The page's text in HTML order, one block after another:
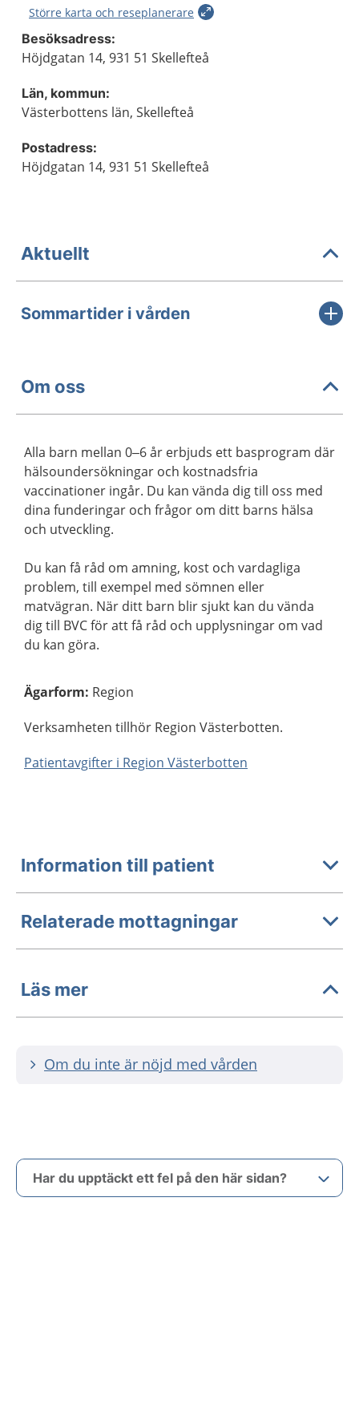
Större karta och reseplanerare
Besöksadress:
Höjdgatan 14, 931 51 Skellefteå
Län, kommun:
Västerbottens län, Skellefteå
Postadress:
Höjdgatan 14, 931 51 Skellefteå
Aktuellt
Sommartider i vården
Om oss
Alla barn mellan 0–6 år erbjuds ett basprogram där
hälsoundersökningar och kostnadsfria
vaccinationer ingår. Du kan vända dig till oss med
dina funderingar och frågor om ditt barns hälsa
och utveckling.
Du kan få råd om amning, kost och vardagliga
problem, till exempel med sömnen eller
matvägran. När ditt barn blir sjukt kan du vända
dig till BVC för att få råd och upplysningar om vad
du kan göra.
Ägarform: Region
Verksamheten tillhör Region Västerbotten.
Patientavgifter i Region Västerbotten
Information till patient
Relaterade mottagningar
Läs mer
Om du inte är nöjd med vården
Har du upptäckt ett fel på den här sidan?